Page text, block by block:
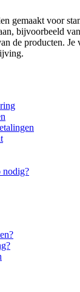
gemaakt voor
bijvoorbeeld
de producten.
nodig?